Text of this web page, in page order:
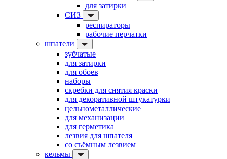
для затирки
СИЗ
респираторы
рабочие перчатки
шпатели
зубчатые
для затирки
для обоев
наборы
скребки для снятия краски
для декоративной штукатурки
цельнометаллические
для механизации
для герметика
лезвия для шпателя
со съёмным лезвием
кельмы